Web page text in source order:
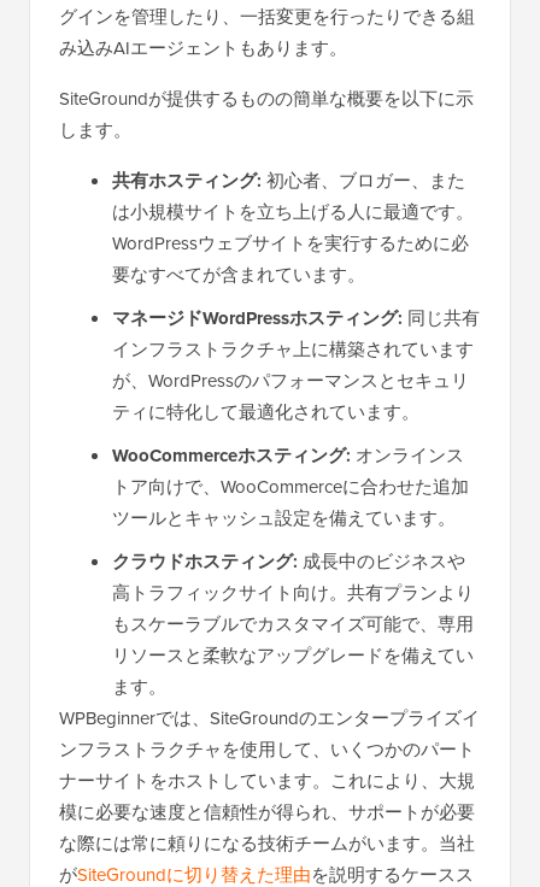
グインを管理したり、一括変更を行ったりできる組
み込みAIエージェントもあります。
SiteGroundが提供するものの簡単な概要を以下に示
します。
共有ホスティング: 初心者、ブロガー、また
は小規模サイトを立ち上げる人に最適です。
WordPressウェブサイトを実行するために必
要なすべてが含まれています。
マネージドWordPressホスティング: 同じ共有
インフラストラクチャ上に構築されています
が、WordPressのパフォーマンスとセキュリ
ティに特化して最適化されています。
WooCommerceホスティング: オンラインス
トア向けで、WooCommerceに合わせた追加
ツールとキャッシュ設定を備えています。
クラウドホスティング: 成長中のビジネスや
高トラフィックサイト向け。共有プランより
もスケーラブルでカスタマイズ可能で、専用
リソースと柔軟なアップグレードを備えてい
ます。
WPBeginnerでは、SiteGroundのエンタープライズイ
ンフラストラクチャを使用して、いくつかのパート
ナーサイトをホストしています。これにより、大規
模に必要な速度と信頼性が得られ、サポートが必要
な際には常に頼りになる技術チームがいます。当社
がSiteGroundに切り替えた理由を説明するケースス